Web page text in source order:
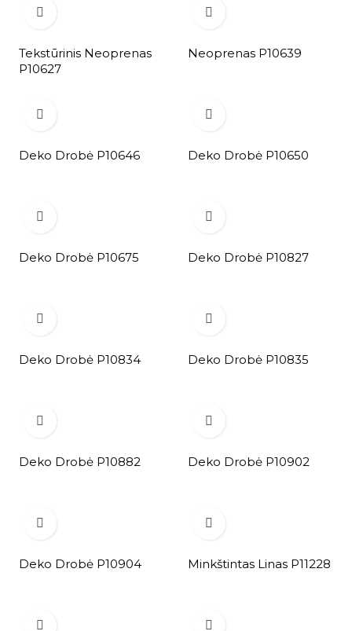

Tekstūrinis Neoprenas
P10627

Neoprenas P10639

Deko Drobė P10646

Deko Drobė P10650

Deko Drobė P10675

Deko Drobė P10827

Deko Drobė P10834

Deko Drobė P10835

Deko Drobė P10882

Deko Drobė P10902

Deko Drobė P10904

Minkštintas Linas P11228
 